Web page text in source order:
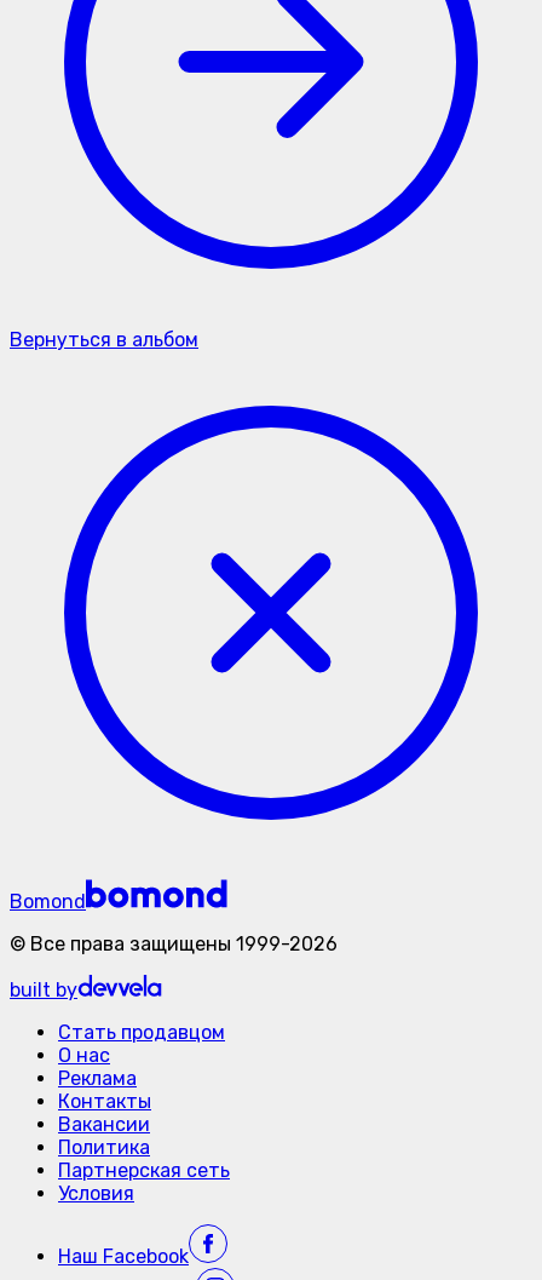
Вернуться в альбом
Bomond
© Все права защищены 1999-2026
built by
Стать продавцом
О нас
Реклама
Контакты
Вакансии
Политика
Партнерская сеть
Условия
Наш Facebook